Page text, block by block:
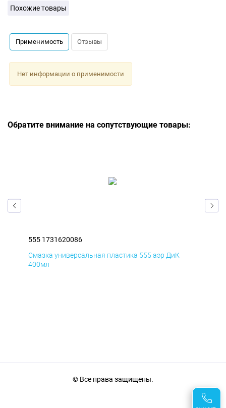
Похожие товары
Применимость Отзывы
Нет информации о применимости
Обратите внимание на сопутствующие товары:
555 1731620086
Смазка универсальная пластика 555 аэр ДиК
400мл
© Все права защищены.